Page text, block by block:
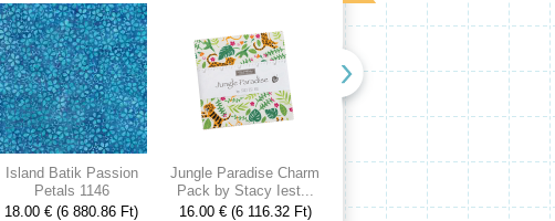
Island Batik Passion
Petals 1146
18.00 € (6 880.86 Ft)
Jungle Paradise Charm
Pack by Stacy Iest...
16.00 € (6 116.32 Ft)
Cranberries and Cream
Charm Pack by 3...
16.00 € (6 116.32 Ft)